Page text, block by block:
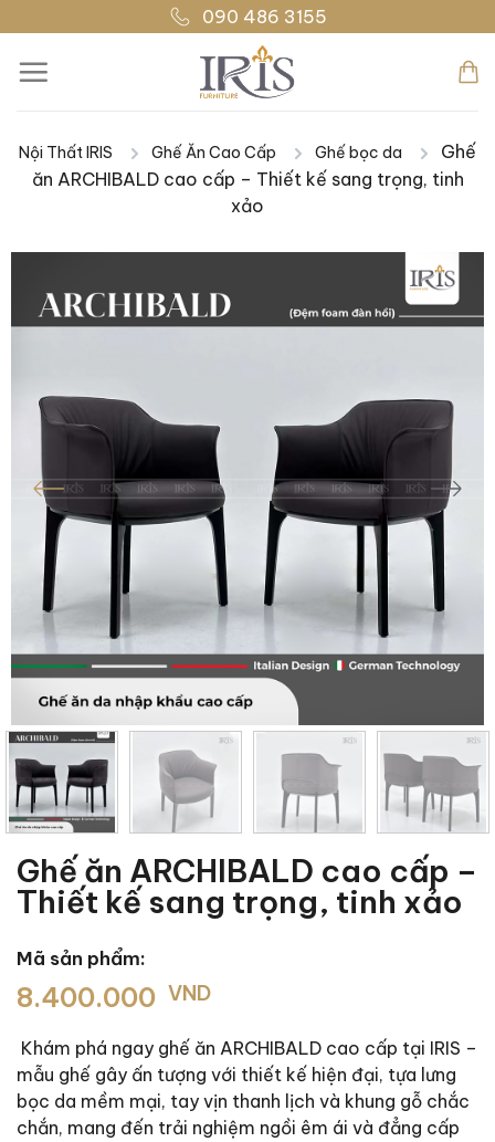
qua
nội
090 486 3155
Nội Thất IRIS | Ghế Ăn Cao Cấp | Ghế bọc da |
Ghế
ăn ARCHIBALD cao cấp – Thiết kế sang trọng, tinh
xảo
Ghế ăn ARCHIBALD cao cấp –
Thiết kế sang trọng, tinh xảo
Mã sản phẩm:
8.400.000 VND
Khám phá ngay ghế ăn ARCHIBALD cao cấp tại IRIS –
mẫu ghế gây ấn tượng với thiết kế hiện đại, tựa lưng
bọc da mềm mại, tay vịn thanh lịch và khung gỗ chắc
chắn, mang đến trải nghiệm ngồi êm ái và đẳng cấp